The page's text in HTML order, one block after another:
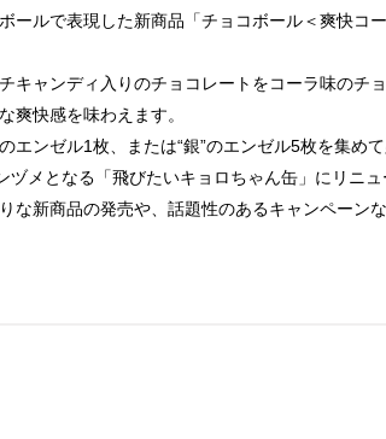
ールで表現した新商品「チョコボール＜爽快
キャンディ入りのチョコレートをコーラ味の
爽快感を味わえます。
エンゼル1枚、または“銀”のエンゼル5枚を集め
メとなる「飛びたいキョロちゃん缶」にリニュ
な新商品の発売や、話題性のあるキャンペーン